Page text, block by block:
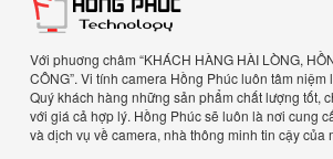
Với phuơng châm “KHÁCH HÀNG HÀI LÒNG,
CÔNG”. Vi tính camera Hồng Phúc luôn tâm
Quý khách hàng những sản phẩm chất lượng tốt,
với giá cả hợp lý. Hồng Phúc sẽ luôn là nơi cung
và dịch vụ về camera, nhà thông minh tin cậy của